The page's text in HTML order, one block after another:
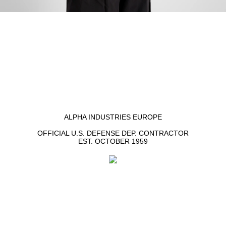
ALPHA INDUSTRIES EUROPE
OFFICIAL U.S. DEFENSE DEP. CONTRACTOR
EST. OCTOBER 1959